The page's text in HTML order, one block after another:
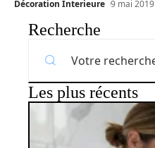
Décoration Interieure 9 mai 2019
Recherche
Les plus récents